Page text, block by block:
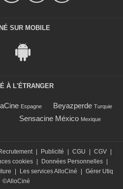
SUR MOBILE
À L'ÉTRANGER
Espagne Beyazperde Turquie
Sensacine México Mexique
Publicité CGU CGV
cookies Données Personnelles
Les services AlloCiné
Gérer Utiq
©AlloCiné